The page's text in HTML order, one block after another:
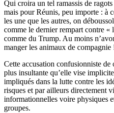
Qui croira un tel ramassis de
mais pour Réunis, peu importe : à
les une que les autres, on
comme le dernier rempart contre «
comme du Trump. Au moins
manger les animaux de compagnie
Cette accusation confusionniste
plus insultante qu’elle vise
impliqués dans la lutte contre les
risques et par ailleurs directement
informationnelles voire physiques
groupes.